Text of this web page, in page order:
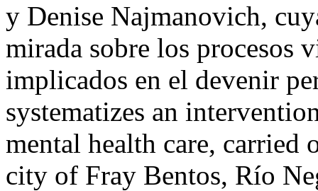
y Denise Najmanovich,
mirada sobre los procesos
implicados en el devenir
systematizes an
mental health care,
city of Fray Bentos, Río